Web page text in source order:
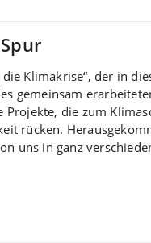
Klimakrise“, der in
gemeinsam
die zum
rücken.
uns in ganz